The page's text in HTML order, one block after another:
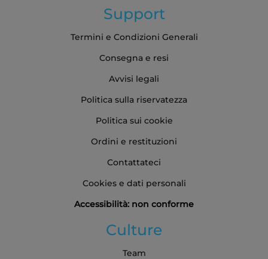
Support
Termini e Condizioni Generali
Consegna e resi
Avvisi legali
Politica sulla riservatezza
Politica sui cookie
Ordini e restituzioni
Contattateci
Cookies e dati personali
Accessibilità: non conforme
Culture
Team